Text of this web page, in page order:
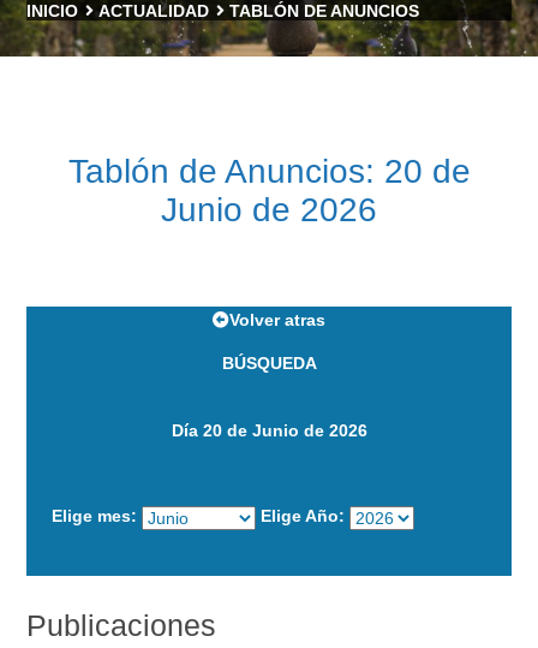
INICIO ACTUALIDAD TABLÓN DE ANUNCIOS
Tablón de Anuncios: 20 de
Junio de 2026
Volver atras
BÚSQUEDA
Día 20 de Junio de 2026
Elige mes: Elige Año:
Publicaciones